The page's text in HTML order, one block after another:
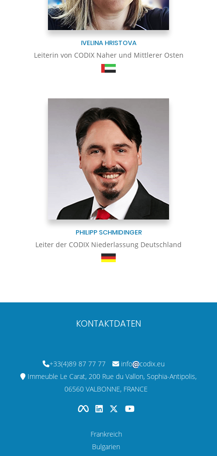
IVELINA HRISTOVA
Leiterin von CODIX Naher und Mittlerer Osten
PHILIPP SCHMIDINGER
Leiter der CODIX Niederlassung Deutschland
KONTAKTDATEN
+33(4)89 87 77 77 info
codix.eu
Immeuble Le Carat, 200 Rue du Vallon, Sophia-Antipolis,
06560 VALBONNE, FRANCE
Frankreich
Bulgarien